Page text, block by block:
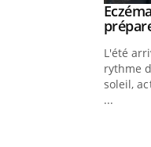
Youtube
L'été
rythme
soleil,
...